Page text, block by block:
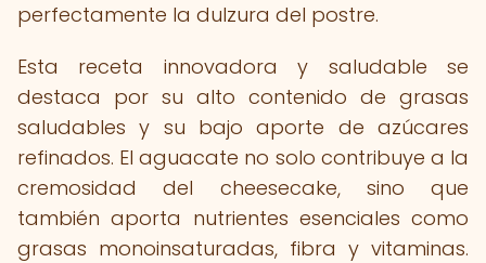
perfectamente la dulzura del postre.
Esta receta innovadora y saludable se
destaca por su alto contenido de grasas
saludables y su bajo aporte de azúcares
refinados. El aguacate no solo contribuye a la
cremosidad del cheesecake, sino que
también aporta nutrientes esenciales como
grasas monoinsaturadas, fibra y vitaminas.